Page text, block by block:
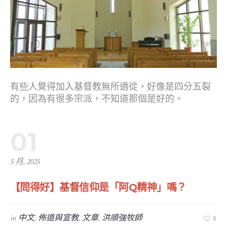
有些人覺得加入基督教無所適從，好像是四分五裂
的，因為有很多宗派，不知道那個是好的。
5 月, 2025
【問得好】基督信仰是「阿Q精神」嗎？
in 中文, 佈道與宣教,文章, 洪順強牧師 0